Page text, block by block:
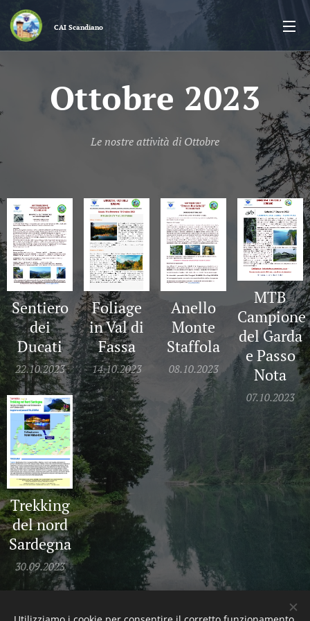
CAI Scandiano
Ottobre 2023
Le nostre attività di Ottobre
Sentiero
dei
Ducati
22.10.2023
Foliage
in Val di
Fassa
14.10.2023
Anello
Monte
Staffola
08.10.2023
MTB
Campione
del Garda
e Passo
Nota
07.10.2023
Trekking
del nord
Sardegna
30.09.2023